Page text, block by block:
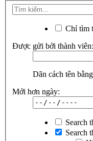
Chỉ tìm
Được gửi bởi thành viên:
Dãn cách tên
Mới hơn ngày:
Search
Search